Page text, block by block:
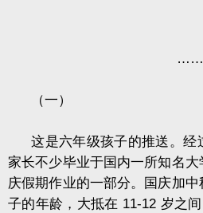
……
（一）
这是六年级孩子的推送。经
家长不少毕业于国内一所知名
庆假期作业的一部分。国庆加
子的年龄，大抵在 11-12 岁之